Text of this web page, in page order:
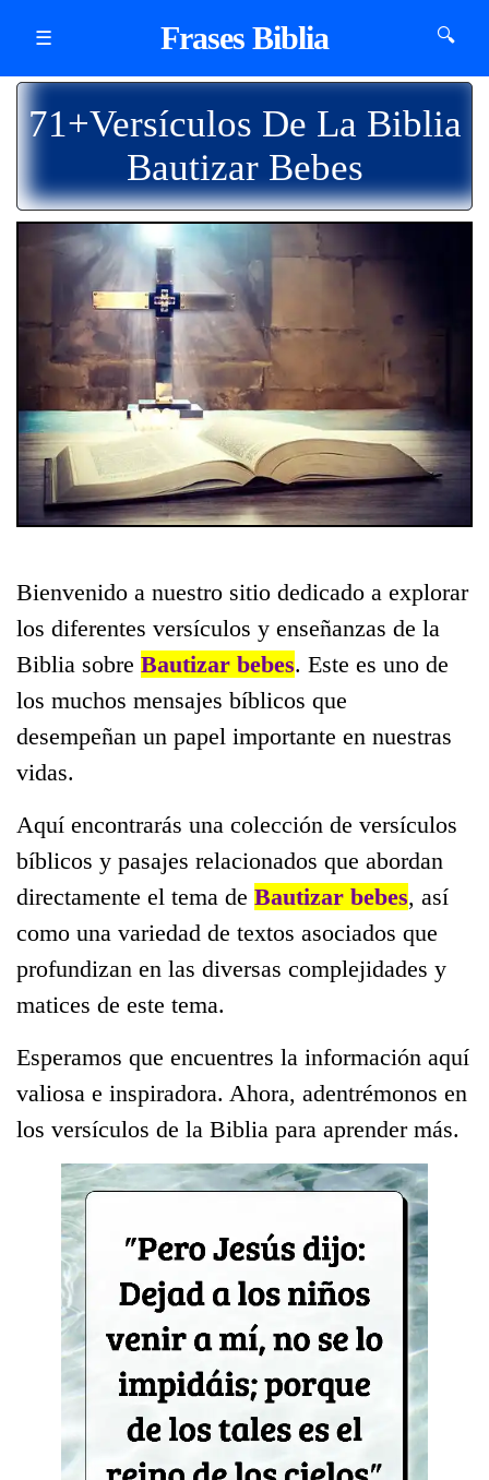
☰ Frases Biblia 🔍
71+Versículos De La Biblia
Bautizar Bebes
Bienvenido a nuestro sitio dedicado a explorar
los diferentes versículos y enseñanzas de la
Biblia sobre Bautizar bebes. Este es uno de
los muchos mensajes bíblicos que
desempeñan un papel importante en nuestras
vidas.
Aquí encontrarás una colección de versículos
bíblicos y pasajes relacionados que abordan
directamente el tema de Bautizar bebes, así
como una variedad de textos asociados que
profundizan en las diversas complejidades y
matices de este tema.
Esperamos que encuentres la información aquí
valiosa e inspiradora. Ahora, adentrémonos en
los versículos de la Biblia para aprender más.